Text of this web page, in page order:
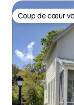
Coup de cœur
Coup de cœur